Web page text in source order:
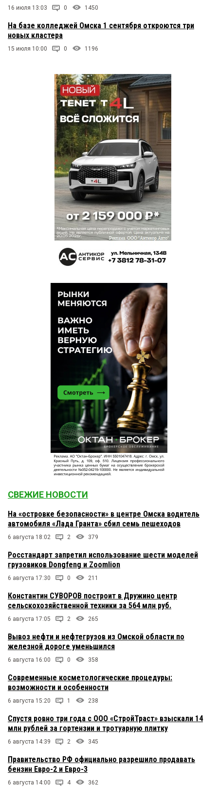
16 июля 13:03 0 1450
На базе колледжей Омска 1 сентября откроются три
новых кластера
15 июля 10:00 0 1196
СВЕЖИЕ НОВОСТИ
На «островке безопасности» в центре Омска водитель
автомобиля «Лада Гранта» сбил семь пешеходов
6 августа 18:02 2 379
Росстандарт запретил использование шести моделей
грузовиков Dongfeng и Zoomlion
6 августа 17:30 0 211
Константин СУВОРОВ построит в Дружино центр
сельскохозяйственной техники за 564 млн руб.
6 августа 17:05 2 265
Вывоз нефти и нефтегрузов из Омской области по
железной дороге уменьшился
6 августа 16:00 0 358
Современные косметологические процедуры:
возможности и особенности
6 августа 15:20 1 238
Спустя ровно три года с ООО «СтройТраст» взыскали 14
млн рублей за гортензии и тротуарную плитку
6 августа 14:39 2 345
Правительство РФ официально разрешило продавать
бензин Евро-2 и Евро-3
6 августа 14:00 4 362